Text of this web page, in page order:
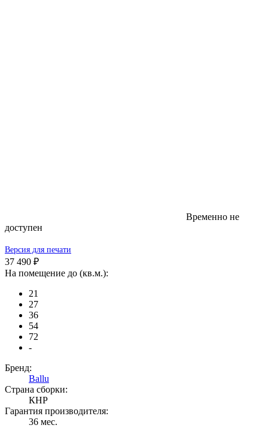
Временно не
доступен
Версия для печати
37 490 ₽
На помещение до (кв.м.):
21
27
36
54
72
-
Бренд:
Ballu
Страна сборки:
КНР
Гарантия производителя:
36 мес.